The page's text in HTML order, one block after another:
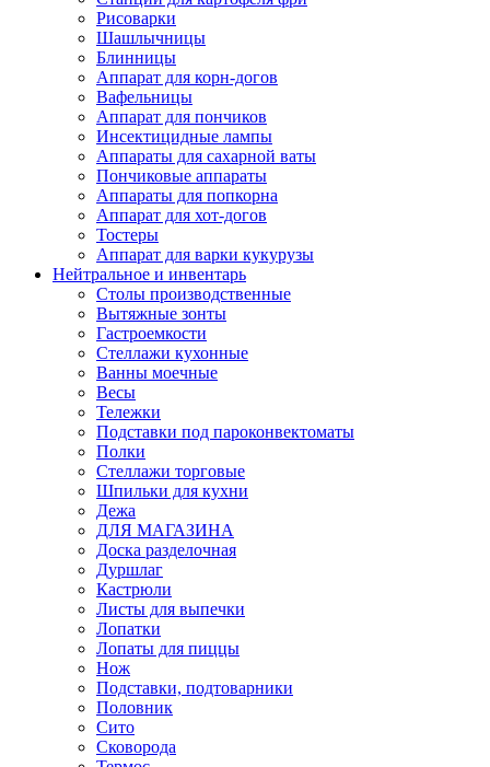
Рисоварки
Шашлычницы
Блинницы
Аппарат для корн-догов
Вафельницы
Аппарат для пончиков
Инсектицидные лампы
Аппараты для сахарной ваты
Пончиковые аппараты
Аппараты для попкорна
Аппарат для хот-догов
Тостеры
Аппарат для варки кукурузы
Нейтральное и инвентарь
Столы производственные
Вытяжные зонты
Гастроемкости
Стеллажи кухонные
Ванны моечные
Весы
Тележки
Подставки под пароконвектоматы
Полки
Стеллажи торговые
Шпильки для кухни
Дежа
ДЛЯ МАГАЗИНА
Доска разделочная
Дуршлаг
Кастрюли
Листы для выпечки
Лопатки
Лопаты для пиццы
Нож
Подставки, подтоварники
Половник
Сито
Сковорода